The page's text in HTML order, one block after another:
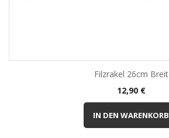
Filzrakel 26cm Breit
Preis
12,90 €
IN DEN WARENKORB